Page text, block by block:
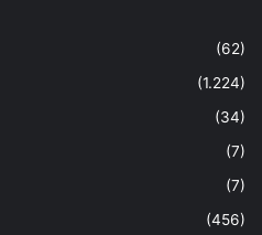
(62)
(1.224)
(34)
(7)
(7)
(456)